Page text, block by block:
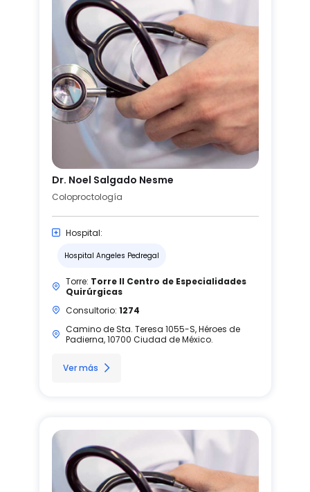
Dr. Noel Salgado Nesme
Coloproctología
Hospital:
Hospital Angeles Pedregal
Torre: Torre II Centro de Especialidades
Quirúrgicas
Consultorio: 1274
Camino de Sta. Teresa 1055-S, Héroes de
Padierna, 10700 Ciudad de México.
Ver más